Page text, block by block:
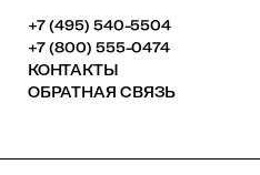
+7 (495) 540-5504
+7 (800) 555-0474
КОНТАКТЫ
ОБРАТНАЯ СВЯЗЬ